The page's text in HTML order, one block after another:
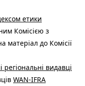
етики
Комісією з
матеріал до Комісії
регіональні видавці
WAN-IFRA